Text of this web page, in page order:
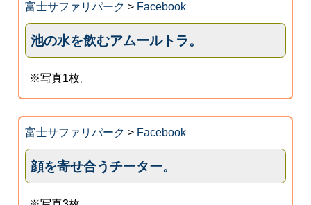
富士サファリパーク > Facebook
池の水を飲むアムールトラ。
※写真1枚。
富士サファリパーク > Facebook
顔を寄せ合うチーター。